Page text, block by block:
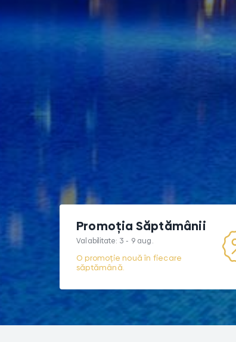
Promoția Săptămânii
Valabilitate: 3 - 9 aug.
O promoție nouă în fiecare
săptămână.